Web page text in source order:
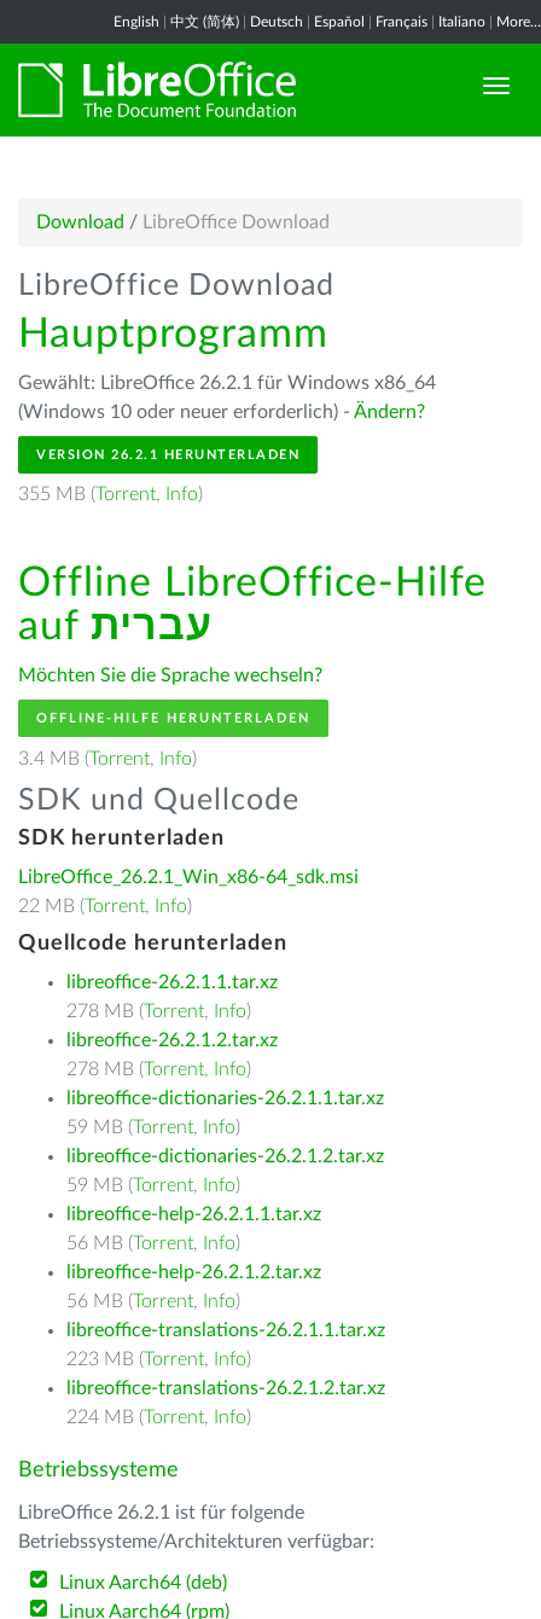
English 中文 (简体) Deutsch Español Français Italiano More...
Download / LibreOffice Download
LibreOffice Download
Hauptprogramm
Gewählt: LibreOffice 26.2.1 für Windows x86_64
(Windows 10 oder neuer erforderlich) - Ändern?
VERSION 26.2.1 HERUNTERLADEN
355 MB (Torrent, Info)
Offline LibreOffice-Hilfe
auf עברית
Möchten Sie die Sprache wechseln?
OFFLINE-HILFE HERUNTERLADEN
3.4 MB (Torrent, Info)
SDK und Quellcode
SDK herunterladen
LibreOffice_26.2.1_Win_x86-64_sdk.msi
22 MB (Torrent, Info)
Quellcode herunterladen
libreoffice-26.2.1.1.tar.xz
278 MB (Torrent, Info)
libreoffice-26.2.1.2.tar.xz
278 MB (Torrent, Info)
libreoffice-dictionaries-26.2.1.1.tar.xz
59 MB (Torrent, Info)
libreoffice-dictionaries-26.2.1.2.tar.xz
59 MB (Torrent, Info)
libreoffice-help-26.2.1.1.tar.xz
56 MB (Torrent, Info)
libreoffice-help-26.2.1.2.tar.xz
56 MB (Torrent, Info)
libreoffice-translations-26.2.1.1.tar.xz
223 MB (Torrent, Info)
libreoffice-translations-26.2.1.2.tar.xz
224 MB (Torrent, Info)
Betriebssysteme
LibreOffice 26.2.1 ist für folgende
Betriebssysteme/Architekturen verfügbar:
Linux Aarch64 (deb)
Linux Aarch64 (rpm)